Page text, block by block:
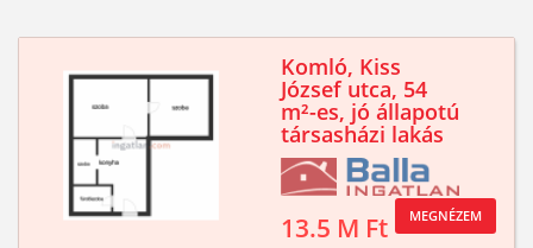
Komló, Kiss
József utca, 54
m²-es, jó állapotú
társasházi lakás
13.5 M Ft MEGNÉZEM